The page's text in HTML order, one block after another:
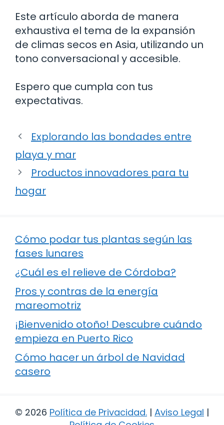
Este artículo aborda de manera
exhaustiva el tema de la expansión
de climas secos en Asia, utilizando un
tono conversacional y accesible.
Espero que cumpla con tus
expectativas.
Explorando las bondades entre
playa y mar
Productos innovadores para tu
hogar
Cómo podar tus plantas según las
fases lunares
¿Cuál es el relieve de Córdoba?
Pros y contras de la energía
mareomotriz
¡Bienvenido otoño! Descubre cuándo
empieza en Puerto Rico
Cómo hacer un árbol de Navidad
casero
© 2026 Política de Privacidad. | Aviso Legal |